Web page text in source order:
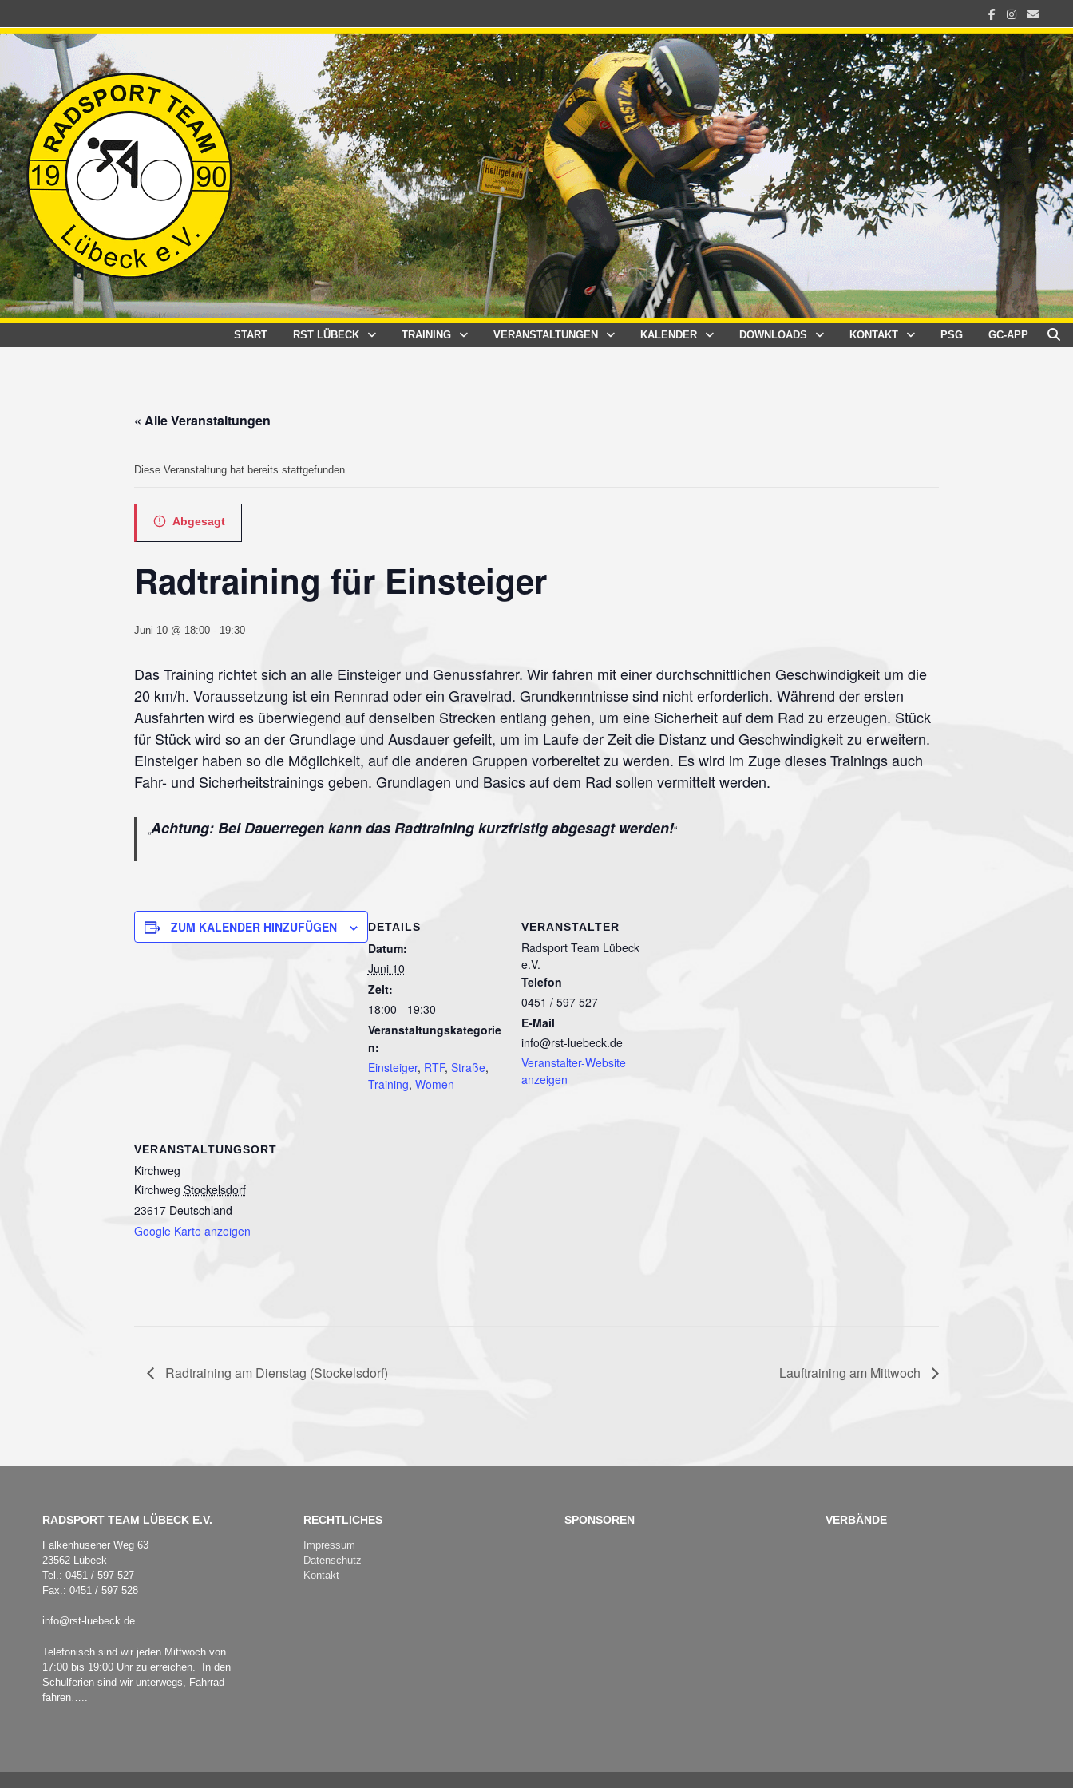
springen
START RST LÜBECK TRAINING VERANSTALTUNGEN KALENDER DOWNLOADS KONTAKT PSG GC-APP
« Alle Veranstaltungen
Diese Veranstaltung hat bereits stattgefunden.
Abgesagt
Radtraining für Einsteiger
Juni 10 @ 18:00- 19:30
Das Training richtet sich an alle Einsteiger und Genussfahrer. Wir fahren mit einer durchschnittlichen Geschwindigkeit um die
20 km/h. Voraussetzung ist ein Rennrad oder ein Gravelrad. Grundkenntnisse sind nicht erforderlich. Während der ersten
Ausfahrten wird es überwiegend auf denselben Strecken entlang gehen, um eine Sicherheit auf dem Rad zu erzeugen. Stück
für Stück wird so an der Grundlage und Ausdauer gefeilt, um im Laufe der Zeit die Distanz und Geschwindigkeit zu erweitern.
Einsteiger haben so die Möglichkeit, auf die anderen Gruppen vorbereitet zu werden. Es wird im Zuge dieses Trainings auch
Fahr- und Sicherheitstrainings geben. Grundlagen und Basics auf dem Rad sollen vermittelt werden.
Achtung: Bei Dauerregen kann das Radtraining kurzfristig abgesagt werden!
ZUM KALENDER HINZUFÜGEN DETAILS
Datum:
Juni 10
Zeit:
18:00 - 19:30
Veranstaltungskategorie
n:
Einsteiger, RTF, Straße,
Training, Women
VERANSTALTER
Radsport Team Lübeck
e.V.
Telefon
0451 / 597 527
E-Mail
info@rst-luebeck.de
Veranstalter-Website
anzeigen
VERANSTALTUNGSORT
Kirchweg
Kirchweg Stockelsdorf
23617 Deutschland
Google Karte anzeigen
Radtraining am Dienstag (Stockelsdorf) Lauftraining am Mittwoch
RADSPORT TEAM LÜBECK E.V.
Falkenhusener Weg 63
23562 Lübeck
Tel.: 0451 / 597 527
Fax.: 0451 / 597 528
info@rst-luebeck.de
Telefonisch sind wir jeden Mittwoch von
17:00 bis 19:00 Uhr zu erreichen. In den
Schulferien sind wir unterwegs, Fahrrad
fahren…..
RECHTLICHES
Impressum
Datenschutz
Kontakt
SPONSOREN VERBÄNDE